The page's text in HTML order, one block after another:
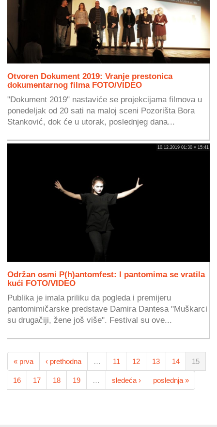
Otvoren Dokument 2019: Vranje prestonica
dokumentarnog filma FOTO/VIDEO
"Dokument 2019" nastaviće se projekcijama filmova u
ponedeljak od 20 sati na maloj sceni Pozorišta Bora
Stanković, dok će u utorak, poslednjeg dana...
10.12.2019 01:30 » 15:41
Održan osmi P(h)antomfest: I pantomima se vratila
kući FOTO/VIDEO
Publika je imala priliku da pogleda i premijeru
pantomimičarske predstave Damira Dantesa "Muškarci
su drugačiji, žene još više". Festival su ove...
« prva ‹ prethodna … 11 12 13 14 15
16 17 18 19 … sledeća › poslednja »